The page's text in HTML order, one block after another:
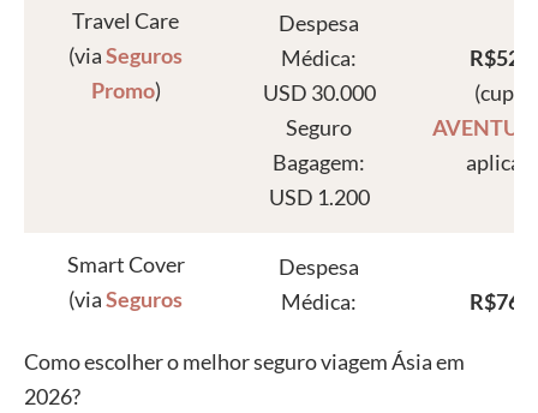
Travel Care
(viaSeguros
Promo)
Despesa
Médica:
USD 30.000
Seguro
Bagagem:
USD 1.200
Smart Cover
(viaSeguros
Despesa
Médica:
Seguro
Como escolher o melhor seguro viagem Ásia em
2026?